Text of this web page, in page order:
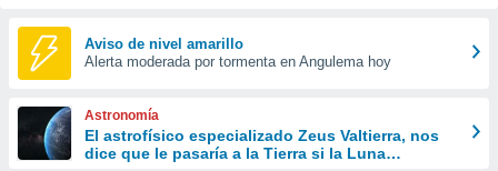
y
forma
digital
basada
Aviso de nivel amarillo
Alerta moderada por tormenta en Angulema hoy
Astronomía
El astrofísico especializado Zeus Valtierra, nos
dice que le pasaría a la Tierra si la Luna